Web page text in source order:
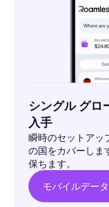
シングル グロ
入手
瞬時のセットアッ
の国をカバーしま
保ちます。
モバイルデー